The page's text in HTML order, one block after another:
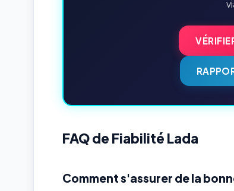
FAQ de Fiabilité Lada
Comment s'assurer de la